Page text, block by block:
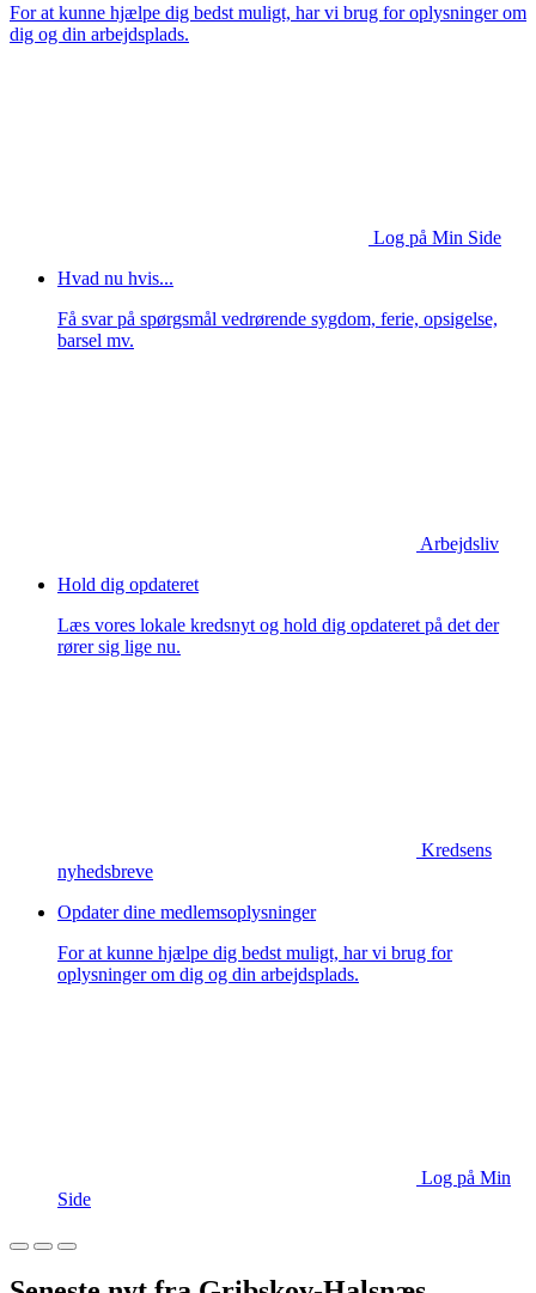
For at kunne hjælpe dig bedst muligt, har vi brug for oplysninger om
dig og din arbejdsplads.
Log på Min Side
Hvad nu hvis...
Få svar på spørgsmål vedrørende sygdom, ferie, opsigelse,
barsel mv.
Arbejdsliv
Hold dig opdateret
Læs vores lokale kredsnyt og hold dig opdateret på det der
rører sig lige nu.
Kredsens
nyhedsbreve
Opdater dine medlemsoplysninger
For at kunne hjælpe dig bedst muligt, har vi brug for
oplysninger om dig og din arbejdsplads.
Log på Min
Side